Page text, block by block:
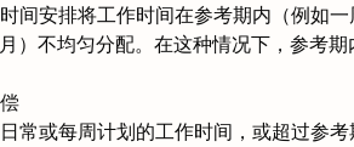
间安排将工作时间在参考期内（例如
）不均匀分配。在这种情况下，参考
常或每周计划的工作时间，或超过参